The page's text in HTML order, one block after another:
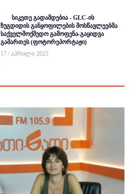
სიკეთე გადამდებია - GLC-ის
ზუგდიდის განყოფილების მოსწავლეებმა
საქველმოქმედო გამოფენა-გაყიდვა
გამართეს (ფოტორეპორტაჟი)
17 / აპრილი 2025